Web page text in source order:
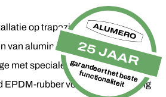
25 JAAR
garandeert het beste
functionaliteit
op trapeziumvormige
van aluminium en staal
met speciale boorschroeven
EPDM-rubber voor extra afdichting